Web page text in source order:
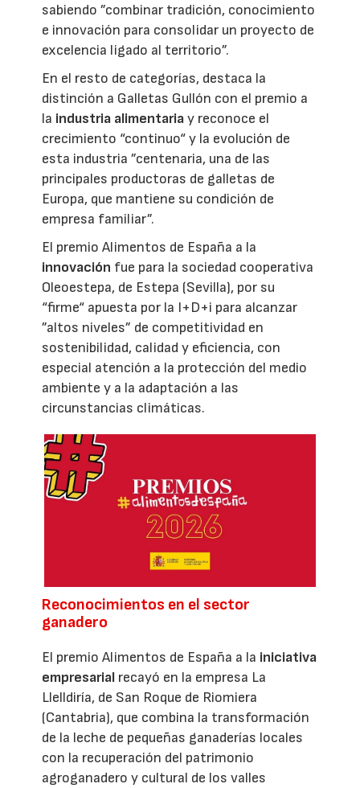
sabiendo ”combinar tradición, conocimiento
e innovación para consolidar un proyecto de
excelencia ligado al territorio”.
En el resto de categorías, destaca la
distinción a Galletas Gullón con el premio a
la industria alimentariay reconoce el
crecimiento “continuo“ y la evolución de
esta industria ”centenaria, una de las
principales productoras de galletas de
Europa, que mantiene su condición de
empresa familiar”.
El premio Alimentos de España a la
innovación fue para la sociedad cooperativa
Oleoestepa, de Estepa (Sevilla), por su
“firme“ apuesta por la I+D+i para alcanzar
”altos niveles” de competitividad en
sostenibilidad, calidad y eficiencia, con
especial atención a la protección del medio
ambiente y a la adaptación a las
circunstancias climáticas.
Reconocimientos en el sector
ganadero
El premio Alimentos de España a la iniciativa
empresarial recayó en la empresa La
Llelldiría, de San Roque de Riomiera
(Cantabria), que combina la transformación
de la leche de pequeñas ganaderías locales
con la recuperación del patrimonio
agroganadero y cultural de los valles